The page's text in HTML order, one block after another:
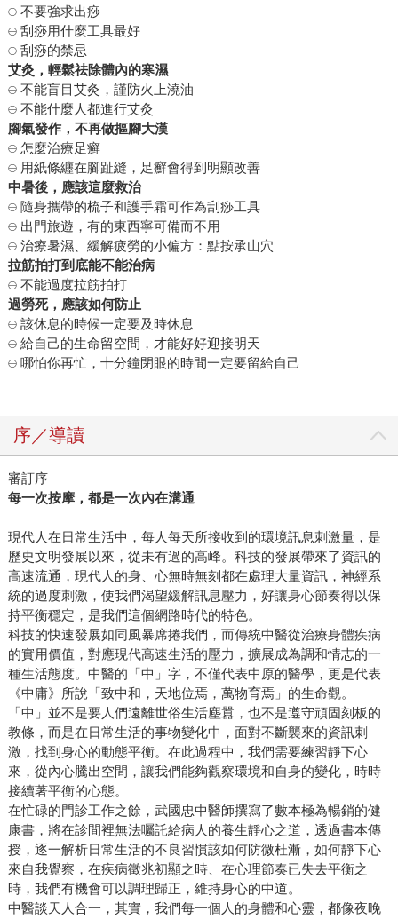
𓇷 不要強求出痧
𓇷 刮痧用什麼工具最好
𓇷 刮痧的禁忌
艾灸，輕鬆祛除體內的寒濕
𓇷 不能盲目艾灸，謹防火上澆油
𓇷 不能什麼人都進行艾灸
腳氣發作，不再做摳腳大漢
𓇷 怎麼治療足癣
𓇷 用紙條纏在腳趾縫，足癬會得到明顯改善
中暑後，應該這麼救治
𓇷 隨身攜帶的梳子和護手霜可作為刮痧工具
𓇷 出門旅遊，有的東西寧可備而不用
𓇷 治療暑濕、緩解疲勞的小偏方：點按承山穴
拉筋拍打到底能不能治病
𓇷 不能過度拉筋拍打
過勞死，應該如何防止
𓇷 該休息的時候一定要及時休息
𓇷 給自己的生命留空間，才能好好迎接明天
𓇷 哪怕你再忙，十分鐘閉眼的時間一定要留給自己
序／導讀
審訂序
每一次按摩，都是一次內在溝通
現代人在日常生活中，每人每天所接收到的環境訊息刺激量，是
歷史文明發展以來，從未有過的高峰。科技的發展帶來了資訊的
高速流通，現代人的身、心無時無刻都在處理大量資訊，神經系
統的過度刺激，使我們渴望緩解訊息壓力，好讓身心節奏得以保
持平衡穩定，是我們這個網路時代的特色。
科技的快速發展如同風暴席捲我們，而傳統中醫從治療身體疾病
的實用價值，對應現代高速生活的壓力，擴展成為調和情志的一
種生活態度。中醫的「中」字，不僅代表中原的醫學，更是代表
《中庸》所說「致中和，天地位焉，萬物育焉」的生命觀。
「中」並不是要人們遠離世俗生活塵囂，也不是遵守頑固刻板的
教條，而是在日常生活的事物變化中，面對不斷襲來的資訊刺
激，找到身心的動態平衡。在此過程中，我們需要練習靜下心
來，從內心騰出空間，讓我們能夠觀察環境和自身的變化，時時
接續著平衡的心態。
在忙碌的門診工作之餘，武國忠中醫師撰寫了數本極為暢銷的健
康書，將在診間裡無法囑託給病人的養生靜心之道，透過書本傳
授，逐一解析日常生活的不良習慣該如何防微杜漸，如何靜下心
來自我覺察，在疾病徵兆初顯之時、在心理節奏已失去平衡之
時，我們有機會可以調理歸正，維持身心的中道。
中醫談天人合一，其實，我們每一個人的身體和心靈，都像夜晚